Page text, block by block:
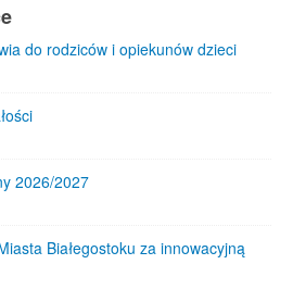
do rodziców i opiekunów dzieci
2026/2027
Białegostoku za innowacyjną